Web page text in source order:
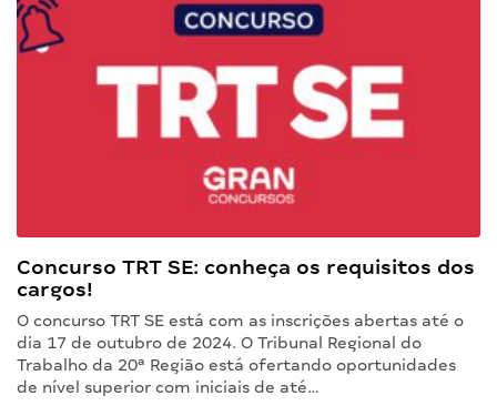
Concurso TRT SE: conheça os requisitos dos
cargos!
O concurso TRT SE está com as inscrições abertas até o
dia 17 de outubro de 2024. O Tribunal Regional do
Trabalho da 20ª Região está ofertando oportunidades
de nível superior com iniciais de até…